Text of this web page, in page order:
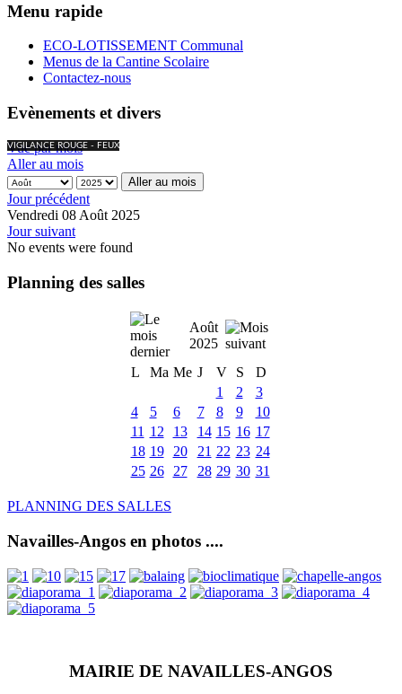
Menu rapide
ECO-LOTISSEMENT Communal
Menus de la Cantine Scolaire
Contactez-nous
Evènements et divers
VIGILANCE ROUGE - FEUX
Vue par mois
Aller au mois
Aller au mois
Jour précédent
Vendredi 08 Août 2025
Jour suivant
No events were found
Planning des salles
Août
2025
L
Ma Me J V S
D
1
2
3
4
5 6 7 8 9
10
11 12 13 14 15 16 17
18 19 20 21 22 23 24
25 26 27 28 29 30 31
PLANNING DES SALLES
Navailles-Angos en photos ....
MAIRIE DE NAVAILLES-ANGOS